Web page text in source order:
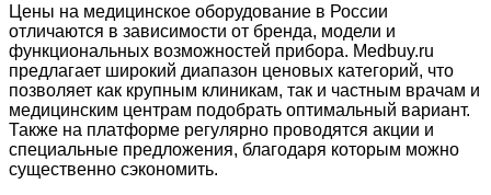
Цены на медицинское оборудование в России
отличаются в зависимости от бренда, модели и
функциональных возможностей прибора. Medbuy.ru
предлагает широкий диапазон ценовых категорий, что
позволяет как крупным клиникам, так и частным врачам и
медицинским центрам подобрать оптимальный вариант.
Также на платформе регулярно проводятся акции и
специальные предложения, благодаря которым можно
существенно сэкономить.